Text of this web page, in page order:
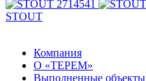
STOUT
Компания
О «ТЕРЕМ»
Выполненные объекты